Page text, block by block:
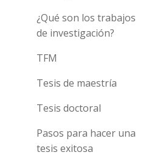
¿Qué son los trabajos
de investigación?
TFM
Tesis de maestría
Tesis doctoral
Pasos para hacer una
tesis exitosa